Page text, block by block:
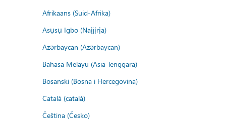
Afrikaans (Suid-Afrika)
Asụsụ Igbo (Naịjịrịa)
Azərbaycan (Azərbaycan)
Bahasa Melayu (Asia Tenggara)
Bosanski (Bosna i Hercegovina)
Català (català)
Čeština (Česko)